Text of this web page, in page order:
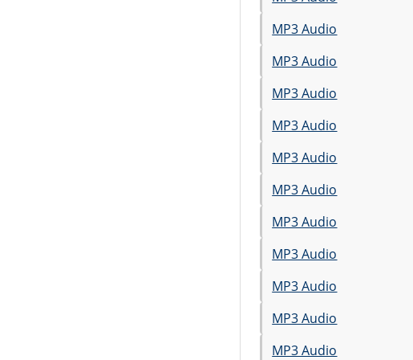
MP3 Audio
MP3 Audio
MP3 Audio
MP3 Audio
MP3 Audio
MP3 Audio
MP3 Audio
MP3 Audio
MP3 Audio
MP3 Audio
MP3 Audio